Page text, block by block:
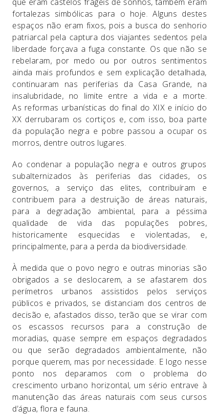
fortalezas simbólicas para o hoje. Alguns destes
espaços não eram fixos, pois a busca do senhorio
patriarcal pela captura dos viajantes sedentos pela
liberdade forçava a fuga constante. Os que não se
rebelaram, por medo ou por outros sentimentos
ainda mais profundos e sem explicação detalhada,
continuaram nas periferias da Casa Grande, na
insalubridade, no limite entre a vida e a morte.
As reformas urbanísticas do final do XIX e início do
XX derrubaram os cortiços e, com isso, boa parte
da população negra e pobre passou a ocupar os
morros, dentre outros lugares.
Ao condenar a população negra e outros grupos
subalternizados às periferias das cidades, os
governos, a serviço das elites, contribuíram e
contribuem para a destruição de áreas naturais,
para a degradação ambiental, para a péssima
qualidade de vida das populações pobres,
historicamente esquecidas e violentadas, e,
principalmente, para a perda da biodiversidade.
À medida que o povo negro e outras minorias são
obrigados a se deslocarem, a se afastarem dos
perímetros urbanos assistidos pelos serviços
públicos e privados, se distanciam dos centros de
decisão e, afastados disso, terão que se virar com
os escassos recursos para a construção de
moradias, quase sempre em espaços degradados
ou que serão degradados ambientalmente, não
porque querem, mas por necessidade. E logo nesse
ponto nos deparamos com o problema do
crescimento urbano horizontal, um sério entrave à
manutenção das áreas naturais com seus cursos
d’água, flora e fauna.